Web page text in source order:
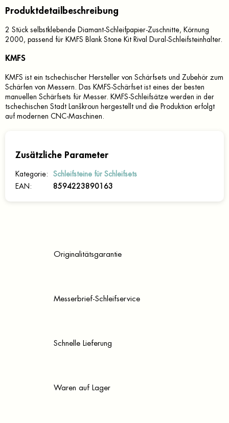
Produktdetailbeschreibung
2 Stück selbstklebende Diamant-Schleifpapier-Zuschnitte, Körnung
2000, passend für KMFS Blank Stone Kit Rival Dural-Schleifsteinhalter.
KMFS
KMFS ist ein tschechischer Hersteller von Schärfsets und Zubehör zum
Schärfen von Messern. Das KMFS-Schärfset ist eines der besten
manuellen Schärfsets für Messer. KMFS-Schleifsätze werden in der
tschechischen Stadt Lanškroun hergestellt und die Produktion erfolgt
auf modernen CNC-Maschinen.
Zusätzliche Parameter
Kategorie:
Schleifsteine für Schleifsets
EAN : 8594223890163
Originalitätsgarantie
Messerbrief-Schleifservice
Schnelle Lieferung
Waren auf Lager